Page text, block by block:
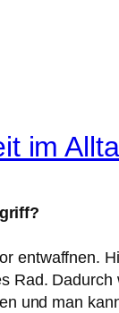
im
entwaffnen.
Rad.
und man